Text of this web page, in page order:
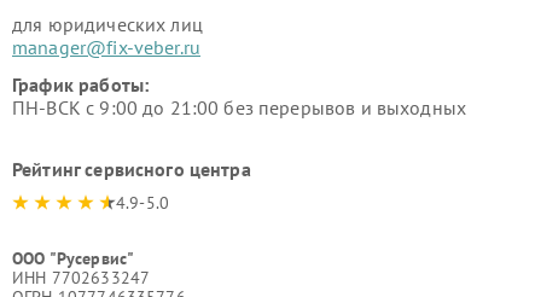
для юридических лиц
manager@fix-veber.ru
График работы:
ПН-ВСК с 9:00 до 21:00 без перерывов и выходных
Рейтинг сервисного центра
4.9-5.0
ООО "Русервис"
ИНН 7702633247